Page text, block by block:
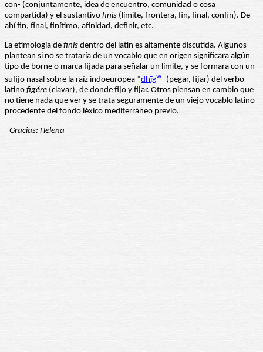
con- (conjuntamente, idea de encuentro, comunidad o cosa
compartida) y el sustantivo finis (límite, frontera, fin, final, confín). De
ahí fin, final, finítimo, afinidad, definir, etc.
La etimología de finis dentro del latín es altamente discutida. Algunos
plantean si no se trataría de un vocablo que en origen significara algún
tipo de borne o marca fijada para señalar un límite, y se formara con un
sufijo nasal sobre la raíz indoeuropea *dhīgw- (pegar, fijar) del verbo
latino figĕre (clavar), de donde fijo y fijar. Otros piensan en cambio que
no tiene nada que ver y se trata seguramente de un viejo vocablo latino
procedente del fondo léxico mediterráneo previo.
- Gracias: Helena